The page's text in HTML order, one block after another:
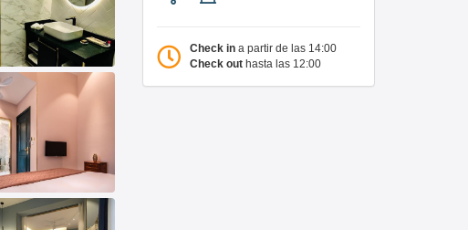
Check in a partir de las 14:00
Check out hasta las 12:00